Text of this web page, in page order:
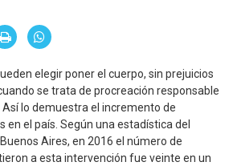
elegir poner el cuerpo, sin prejuicios
se trata de procreación responsable
lo demuestra el incremento de
en el país. Según una estadística del
Aires, en 2016 el número de
a esta intervención fue veinte en un